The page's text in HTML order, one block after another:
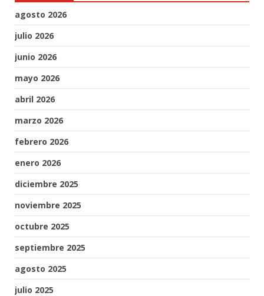
agosto 2026
julio 2026
junio 2026
mayo 2026
abril 2026
marzo 2026
febrero 2026
enero 2026
diciembre 2025
noviembre 2025
octubre 2025
septiembre 2025
agosto 2025
julio 2025